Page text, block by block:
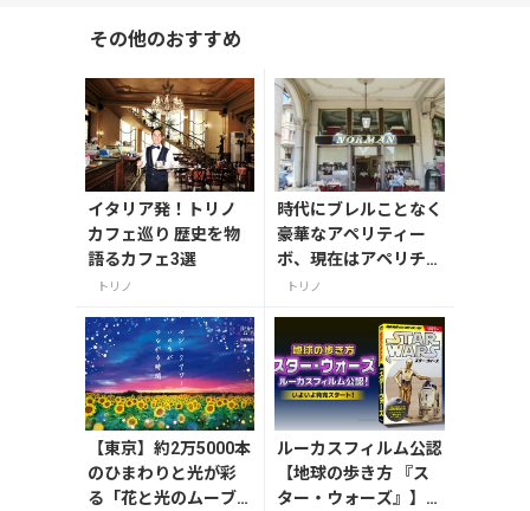
その他のおすすめ
イタリア発！トリノ
カフェ巡り 歴史を物
語るカフェ3選
トリノ
時代にブレルことなく
豪華なアペリティー
ボ、現在はアペリチェ
ーナで超有名な一軒 N
トリノ
【東京】約2万5000本
のひまわりと光が彩
る「花と光のムーブ
ルーカスフィルム公認
【地球の歩き方 『ス
ター・ウォーズ』】が